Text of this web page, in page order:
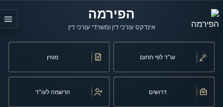
לתוכן הראשי הפירמה
אינדקס עורכי דין ומשרדי עורכי דין
עו"ד לפי תחום מגזין
דרושים הרשמה לעו"ד